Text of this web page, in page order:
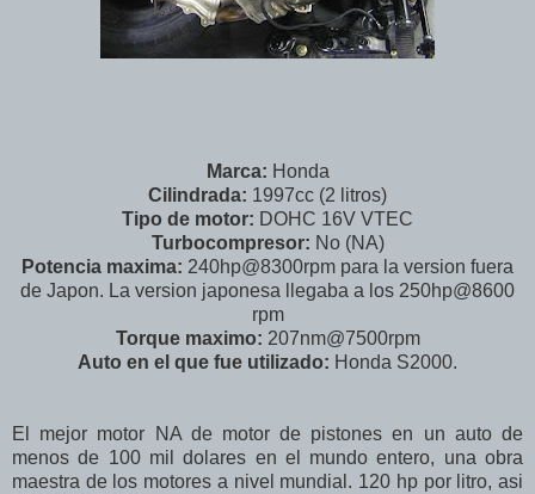
Marca: Honda
Cilindrada: 1997cc (2 litros)
Tipo de motor: DOHC 16V VTEC
Turbocompresor: No (NA)
Potencia maxima: 240hp@8300rpm para la version fuera
de Japon. La version japonesa llegaba a los 250hp@8600
rpm
Torque maximo: 207nm@7500rpm
Auto en el que fue utilizado: Honda S2000.
El mejor motor NA de motor de pistones en un auto de
menos de 100 mil dolares en el mundo entero, una obra
maestra de los motores a nivel mundial. 120 hp por litro, asi